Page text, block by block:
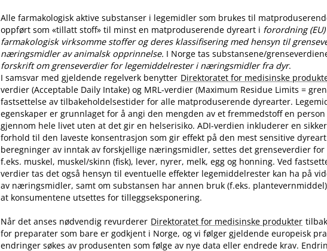
Alle farmakologisk aktive substanser i legemidler som brukes til
oppført som «tillatt stoff» til minst en matproduserende dyreart i forordning
farmakologisk virksomme stoffer og deres klassifisering med hensyn til
næringsmidler av animalsk opprinnelse. I Norge tas substansene​/​
forskrift om grenseverdier for legemiddelrester i næringsmidler fra dyr.
I samsvar med gjeldende regelverk benytter Direktoratet for medisinske
verdier (Acceptable Daily Intake) og MRL-verdier (Maximum Residue Limits =
fastsettelse av tilbakeholdelsestider for alle matproduserende dyrearter.
egenskaper er grunnlaget for å angi den mengden av et fremmedstoff en
gjennom hele livet uten at det gir en helserisiko. ADI-verdien inkluderer en
forhold til den laveste konsentrasjon som gir effekt på den mest sensitive
beregninger av inntak av forskjellige næringsmidler, settes det grenseverdier
f.eks. muskel, muskel​/​skinn (fisk), lever, nyrer, melk, egg og honning. Ved
verdier tas det også hensyn til eventuelle effekter legemiddelrester kan ha på
av næringsmidler, samt om substansen har annen bruk (f.eks.
at konsumentene utsettes for tilleggseksponering.
Når det anses nødvendig revurderer Direktoratet for medisinske produkter
for preparater som bare er godkjent i Norge, og vi følger gjeldende europeisk
endringer søkes av produsenten som følge av nye data eller endrede krav.